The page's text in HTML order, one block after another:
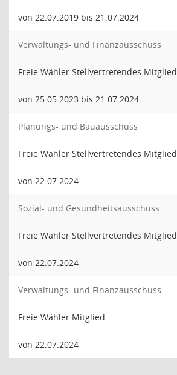
von 22.07.2019 bis 21.07.2024
Verwaltungs- und Finanzausschuss
Freie Wähler Stellvertretendes Mitglied
von 25.05.2023 bis 21.07.2024
Planungs- und Bauausschuss
Freie Wähler Stellvertretendes Mitglied
von 22.07.2024
Sozial- und Gesundheitsausschuss
Freie Wähler Stellvertretendes Mitglied
von 22.07.2024
Verwaltungs- und Finanzausschuss
Freie Wähler Mitglied
von 22.07.2024